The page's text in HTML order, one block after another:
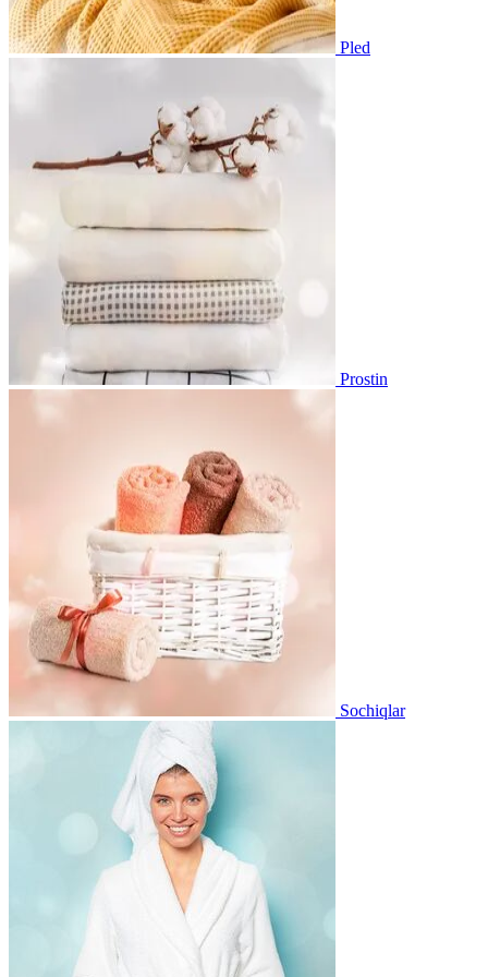
Pled
Prostin
Sochiqlar